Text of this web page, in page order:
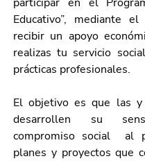
Educativo”, mediante
recibir un apoyo
realizas tu servicio
prácticas profesionales.
El objetivo es que las
desarrollen su
compromiso social  al
planes y proyectos que